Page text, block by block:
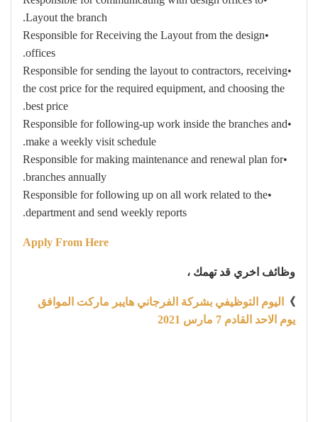
Layout the branch.
•Responsible for Receiving the Layout from the design
offices.
•Responsible for sending the layout to contractors, receiving
the cost price for the required equipment, and choosing the
best price.
•Responsible for following-up work inside the branches and
make a weekly visit schedule.
•Responsible for making maintenance and renewal plan for
branches annually.
•Responsible for following up on all work related to the
department and send weekly reports.
Apply From Here
وظائف اخري قد تهمك ،
》
اليوم التوظيفي بشركة الفرجاني هايبر ماركت الموافق
يوم الاحد القادم 7 مارس 2021